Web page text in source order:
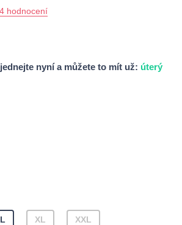
hodnocení
nyní a můžete to mít už: úterý
L XL XXL